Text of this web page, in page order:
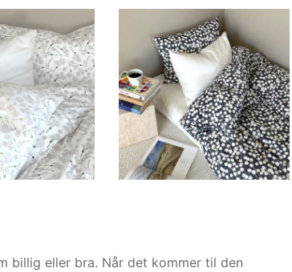
billig eller bra. Når det kommer til den